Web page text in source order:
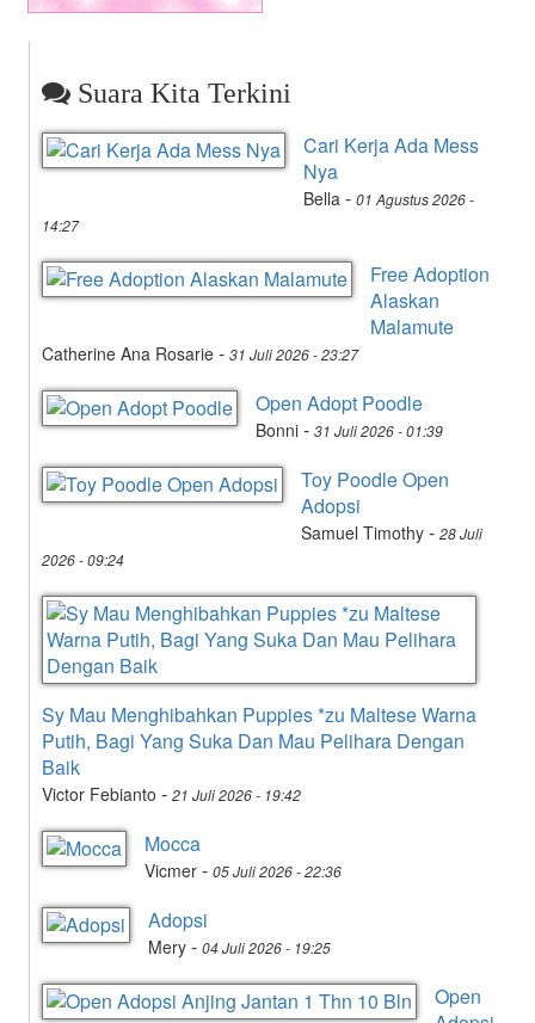
Suara Kita Terkini
Cari Kerja Ada Mess
Nya
Bella - 01 Agustus 2026 -
14:27
Free Adoption
Alaskan
Malamute
Catherine Ana Rosarie - 31 Juli 2026 - 23:27
Open Adopt Poodle
Bonni - 31 Juli 2026 - 01:39
Toy Poodle Open
Adopsi
Samuel Timothy - 28 Juli
2026 - 09:24
Sy Mau Menghibahkan Puppies *zu Maltese Warna
Putih, Bagi Yang Suka Dan Mau Pelihara Dengan
Baik
Victor Febianto - 21 Juli 2026 - 19:42
Mocca
Vicmer - 05 Juli 2026 - 22:36
Adopsi
Mery - 04 Juli 2026 - 19:25
Open